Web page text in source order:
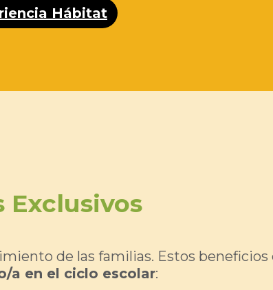
Hábitat
Exclusivos
de las familias. Estos
a en el ciclo escolar: